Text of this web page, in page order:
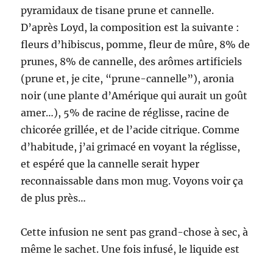
pyramidaux de tisane prune et cannelle.
D’après Loyd, la composition est la suivante :
fleurs d’hibiscus, pomme, fleur de mûre, 8% de
prunes, 8% de cannelle, des arômes artificiels
(prune et, je cite, “prune-cannelle”), aronia
noir (une plante d’Amérique qui aurait un goût
amer…), 5% de racine de réglisse, racine de
chicorée grillée, et de l’acide citrique. Comme
d’habitude, j’ai grimacé en voyant la réglisse,
et espéré que la cannelle serait hyper
reconnaissable dans mon mug. Voyons voir ça
de plus près…
Cette infusion ne sent pas grand-chose à sec, à
même le sachet. Une fois infusé, le liquide est